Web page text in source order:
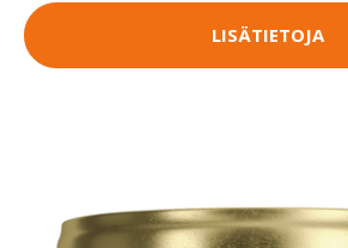
LISÄTIETOJA